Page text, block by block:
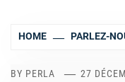
HOME PARLEZ-
BY PERLA
27